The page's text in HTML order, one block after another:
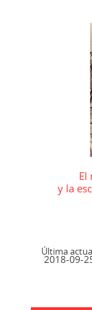
El
y la
Última
2018-09-